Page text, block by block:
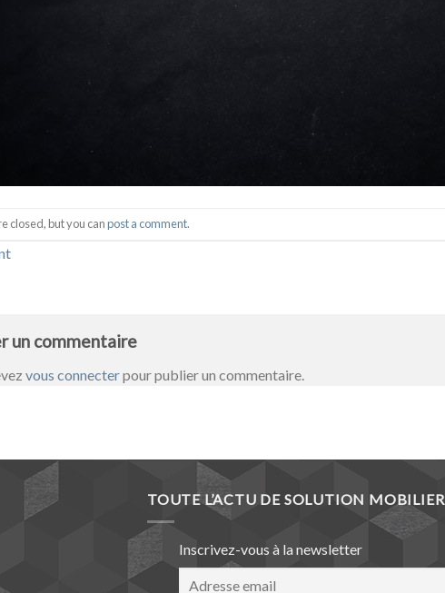
closed, but you canpost a comment.
un commentaire
vous connecterpour publier un commentaire.
TOUTE L’ACTU DE SOLUTION MOBILIER
Inscrivez-vous à la newsletter